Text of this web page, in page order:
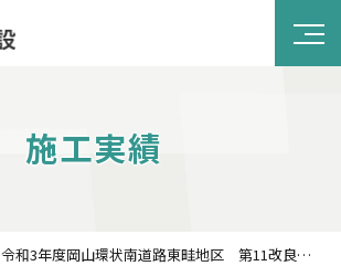
施工実績
令和3年度岡山環状南道路東畦地区 第11改良工事